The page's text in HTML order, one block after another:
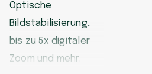
Optische
Bildstabilisierung,
bis zu 5x digitaler
Zoom und mehr.